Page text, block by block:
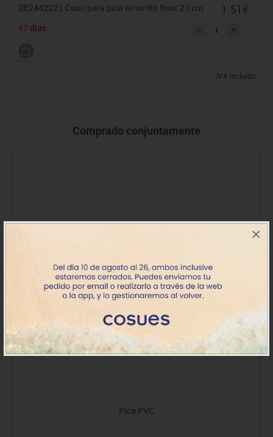
×
DE2442223 Cono para pica Amarillo fluor 23 cm
+7 días
1.51€
IVA incluido
Comprado conjuntamente
Pica PVC